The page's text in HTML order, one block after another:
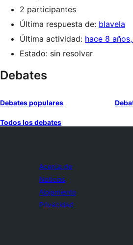
2 participantes
Última respuesta de: blavela
Última actividad: hace 8
Estado: sin resolver
Debates
Debates populares
Todos los debates
Acerca de
Noticias
Alojamiento
Privacidad